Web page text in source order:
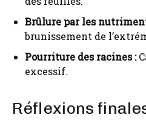
Brûlure par les
brunissement de
Pourriture des racines :
excessif.
Réflexions